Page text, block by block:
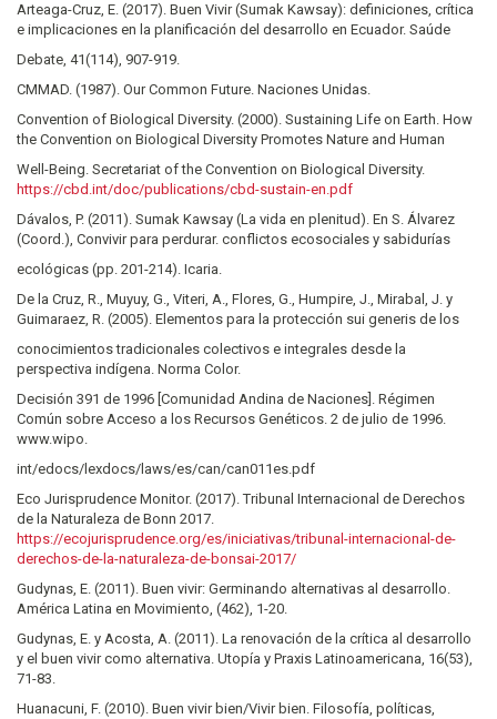
Arteaga-Cruz, E. (2017). Buen Vivir (Sumak Kawsay): definiciones, crítica
e implicaciones en la planificación del desarrollo en Ecuador. Saúde
Debate, 41(114), 907-919.
CMMAD. (1987). Our Common Future. Naciones Unidas.
Convention of Biological Diversity. (2000). Sustaining Life on Earth. How
the Convention on Biological Diversity Promotes Nature and Human
Well-Being. Secretariat of the Convention on Biological Diversity.
https://cbd.int/doc/publications/cbd-sustain-en.pdf
Dávalos, P. (2011). Sumak Kawsay (La vida en plenitud). En S. Álvarez
(Coord.), Convivir para perdurar. conflictos ecosociales y sabidurías
ecológicas (pp. 201-214). Icaria.
De la Cruz, R., Muyuy, G., Viteri, A., Flores, G., Humpire, J., Mirabal, J. y
Guimaraez, R. (2005). Elementos para la protección sui generis de los
conocimientos tradicionales colectivos e integrales desde la
perspectiva indígena. Norma Color.
Decisión 391 de 1996 [Comunidad Andina de Naciones]. Régimen
Común sobre Acceso a los Recursos Genéticos. 2 de julio de 1996.
www.wipo.
int/edocs/lexdocs/laws/es/can/can011es.pdf
Eco Jurisprudence Monitor. (2017). Tribunal Internacional de Derechos
de la Naturaleza de Bonn 2017.
https://ecojurisprudence.org/es/iniciativas/tribunal-internacional-de-
derechos-de-la-naturaleza-de-bonsai-2017/
Gudynas, E. (2011). Buen vivir: Germinando alternativas al desarrollo.
América Latina en Movimiento, (462), 1-20.
Gudynas, E. y Acosta, A. (2011). La renovación de la crítica al desarrollo
y el buen vivir como alternativa. Utopía y Praxis Latinoamericana, 16(53),
71-83.
Huanacuni, F. (2010). Buen vivir bien/Vivir bien. Filosofía, políticas,